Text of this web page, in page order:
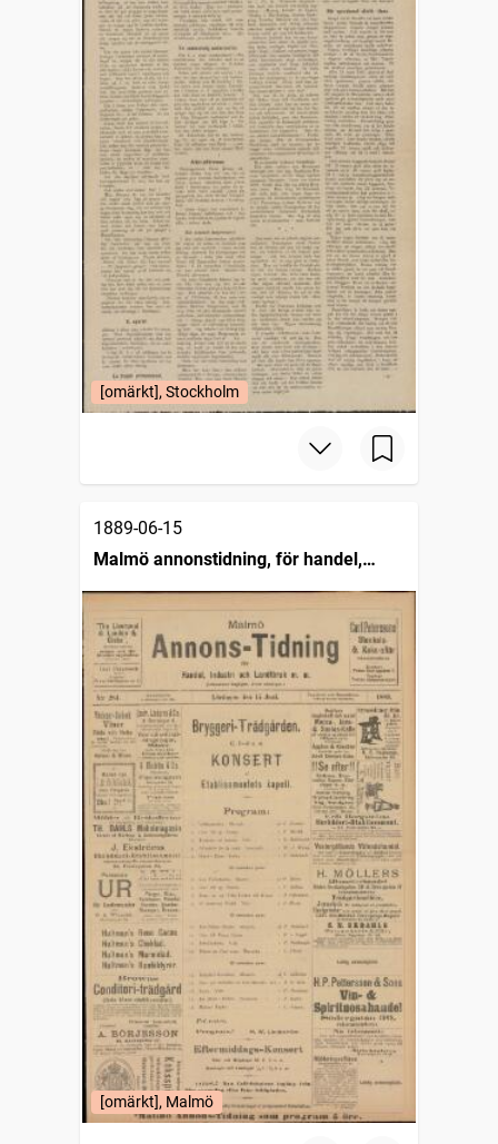
[omärkt], Stockholm
1889-06-15
Malmö annonstidning, för handel,
industri och landtbruk
[omärkt], Malmö